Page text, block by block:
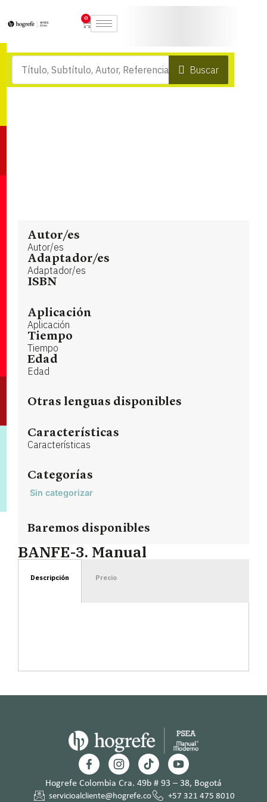
0
Buscar
Autor/es
Autor/es
Adaptador/es
Adaptador/es
ISBN
Aplicación
Aplicación
Tiempo
Tiempo
Edad
Edad
Otras lenguas disponibles
Características
Características
Categorías
Sin categorizar
Baremos disponibles
BANFE-3. Manual
Descripción Precio
Hogrefe Colombia Cra. 49b # 93 – 38, Bogotá
servicioalcliente@hogrefe.co +57 321 475 8010